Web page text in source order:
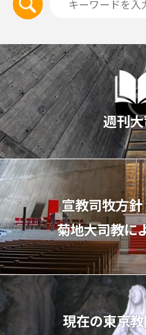
週刊
宣教司牧⽅
菊地⼤司教に
現在の東京